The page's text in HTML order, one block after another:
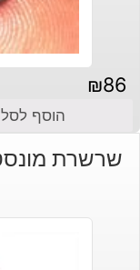
₪86
הוסף לסל
שרשרת מונסטון